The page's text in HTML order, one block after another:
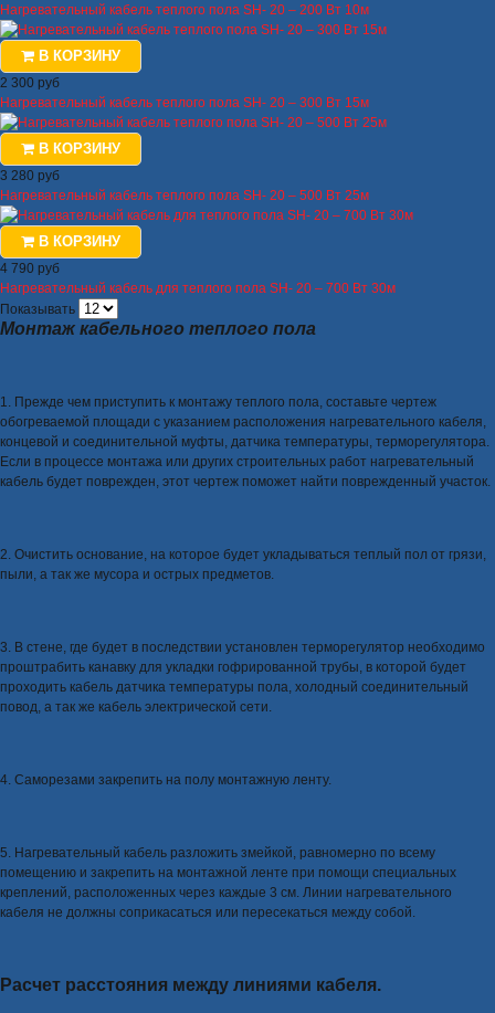
Нагревательный кабель теплого пола SH- 20 – 200 Вт 10м
В КОРЗИНУ
2 300 руб
Нагревательный кабель теплого пола SH- 20 – 300 Вт 15м
В КОРЗИНУ
3 280 руб
Нагревательный кабель теплого пола SH- 20 – 500 Вт 25м
В КОРЗИНУ
4 790 руб
Нагревательный кабель для теплого пола SH- 20 – 700 Вт 30м
Показывать
Монтаж кабельного теплого пола
1. Прежде чем приступить к монтажу теплого пола, составьте чертеж
обогреваемой площади с указанием расположения нагревательного кабеля,
концевой и соединительной муфты, датчика температуры, терморегулятора.
Если в процессе монтажа или других строительных работ нагревательный
кабель будет поврежден, этот чертеж поможет найти поврежденный участок.
2. Очистить основание, на которое будет укладываться теплый пол от грязи,
пыли, а так же мусора и острых предметов.
3. В стене, где будет в последствии установлен терморегулятор необходимо
проштрабить канавку для укладки гофрированной трубы, в которой будет
проходить кабель датчика температуры пола, холодный соединительный
повод, а так же кабель электрической сети.
4. Саморезами закрепить на полу монтажную ленту.
5. Нагревательный кабель разложить змейкой, равномерно по всему
помещению и закрепить на монтажной ленте при помощи специальных
креплений, расположенных через каждые 3 см. Линии нагревательного
кабеля не должны соприкасаться или пересекаться между собой.
Расчет расстояния между линиями кабеля.